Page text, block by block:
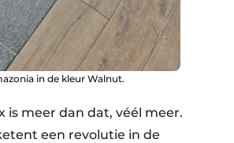
in de kleur Walnut.
is meer dan dat, véél meer.
een revolutie in de